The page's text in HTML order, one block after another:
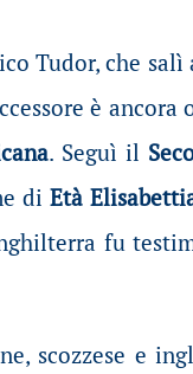
Tudor, che salì
è
. Seguì il
diEtà
fu
scozzese e